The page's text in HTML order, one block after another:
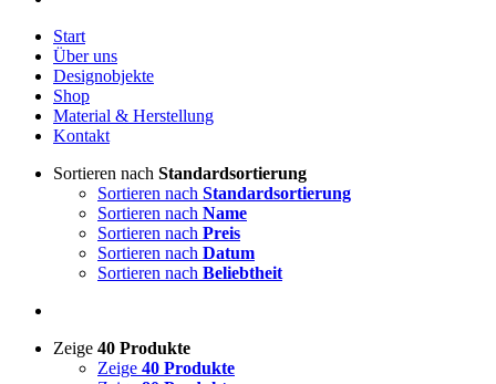
Start
Über uns
Designobjekte
Shop
Material & Herstellung
Kontakt
Sortieren nach Standardsortierung
Sortieren nach Standardsortierung
Sortieren nach Name
Sortieren nach Preis
Sortieren nach Datum
Sortieren nach Beliebtheit
Zeige 40 Produkte
Zeige 40 Produkte